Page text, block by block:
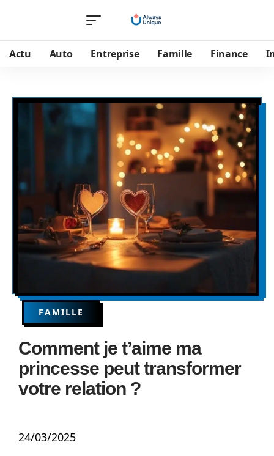
Actu Auto Entreprise Famille Finance
FAMILLE
Comment je t’aime ma
princesse peut transformer
votre relation ?
24/03/2025